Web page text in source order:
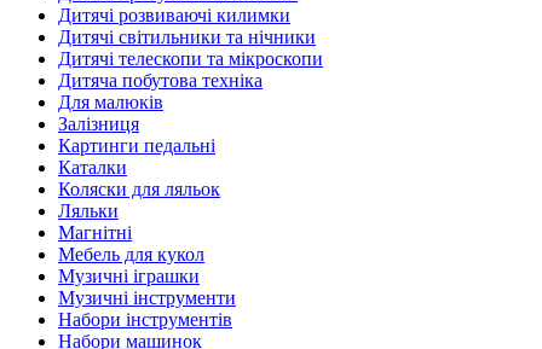
Дитячі розвиваючі килимки
Дитячі світильники та нічники
Дитячі телескопи та мікроскопи
Дитяча побутова техніка
Для малюків
Залізниця
Картинги педальні
Каталки
Коляски для ляльок
Ляльки
Магнітні
Мебель для кукол
Музичні іграшки
Музичні інструменти
Набори інструментів
Набори машинок